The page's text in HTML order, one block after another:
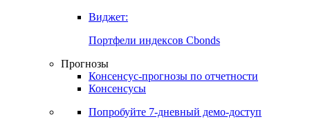
Виджет:
Портфели индексов Cbonds
Прогнозы
Консенсус-прогнозы по отчетности
Консенсусы
Попробуйте 7-дневный демо-доступ